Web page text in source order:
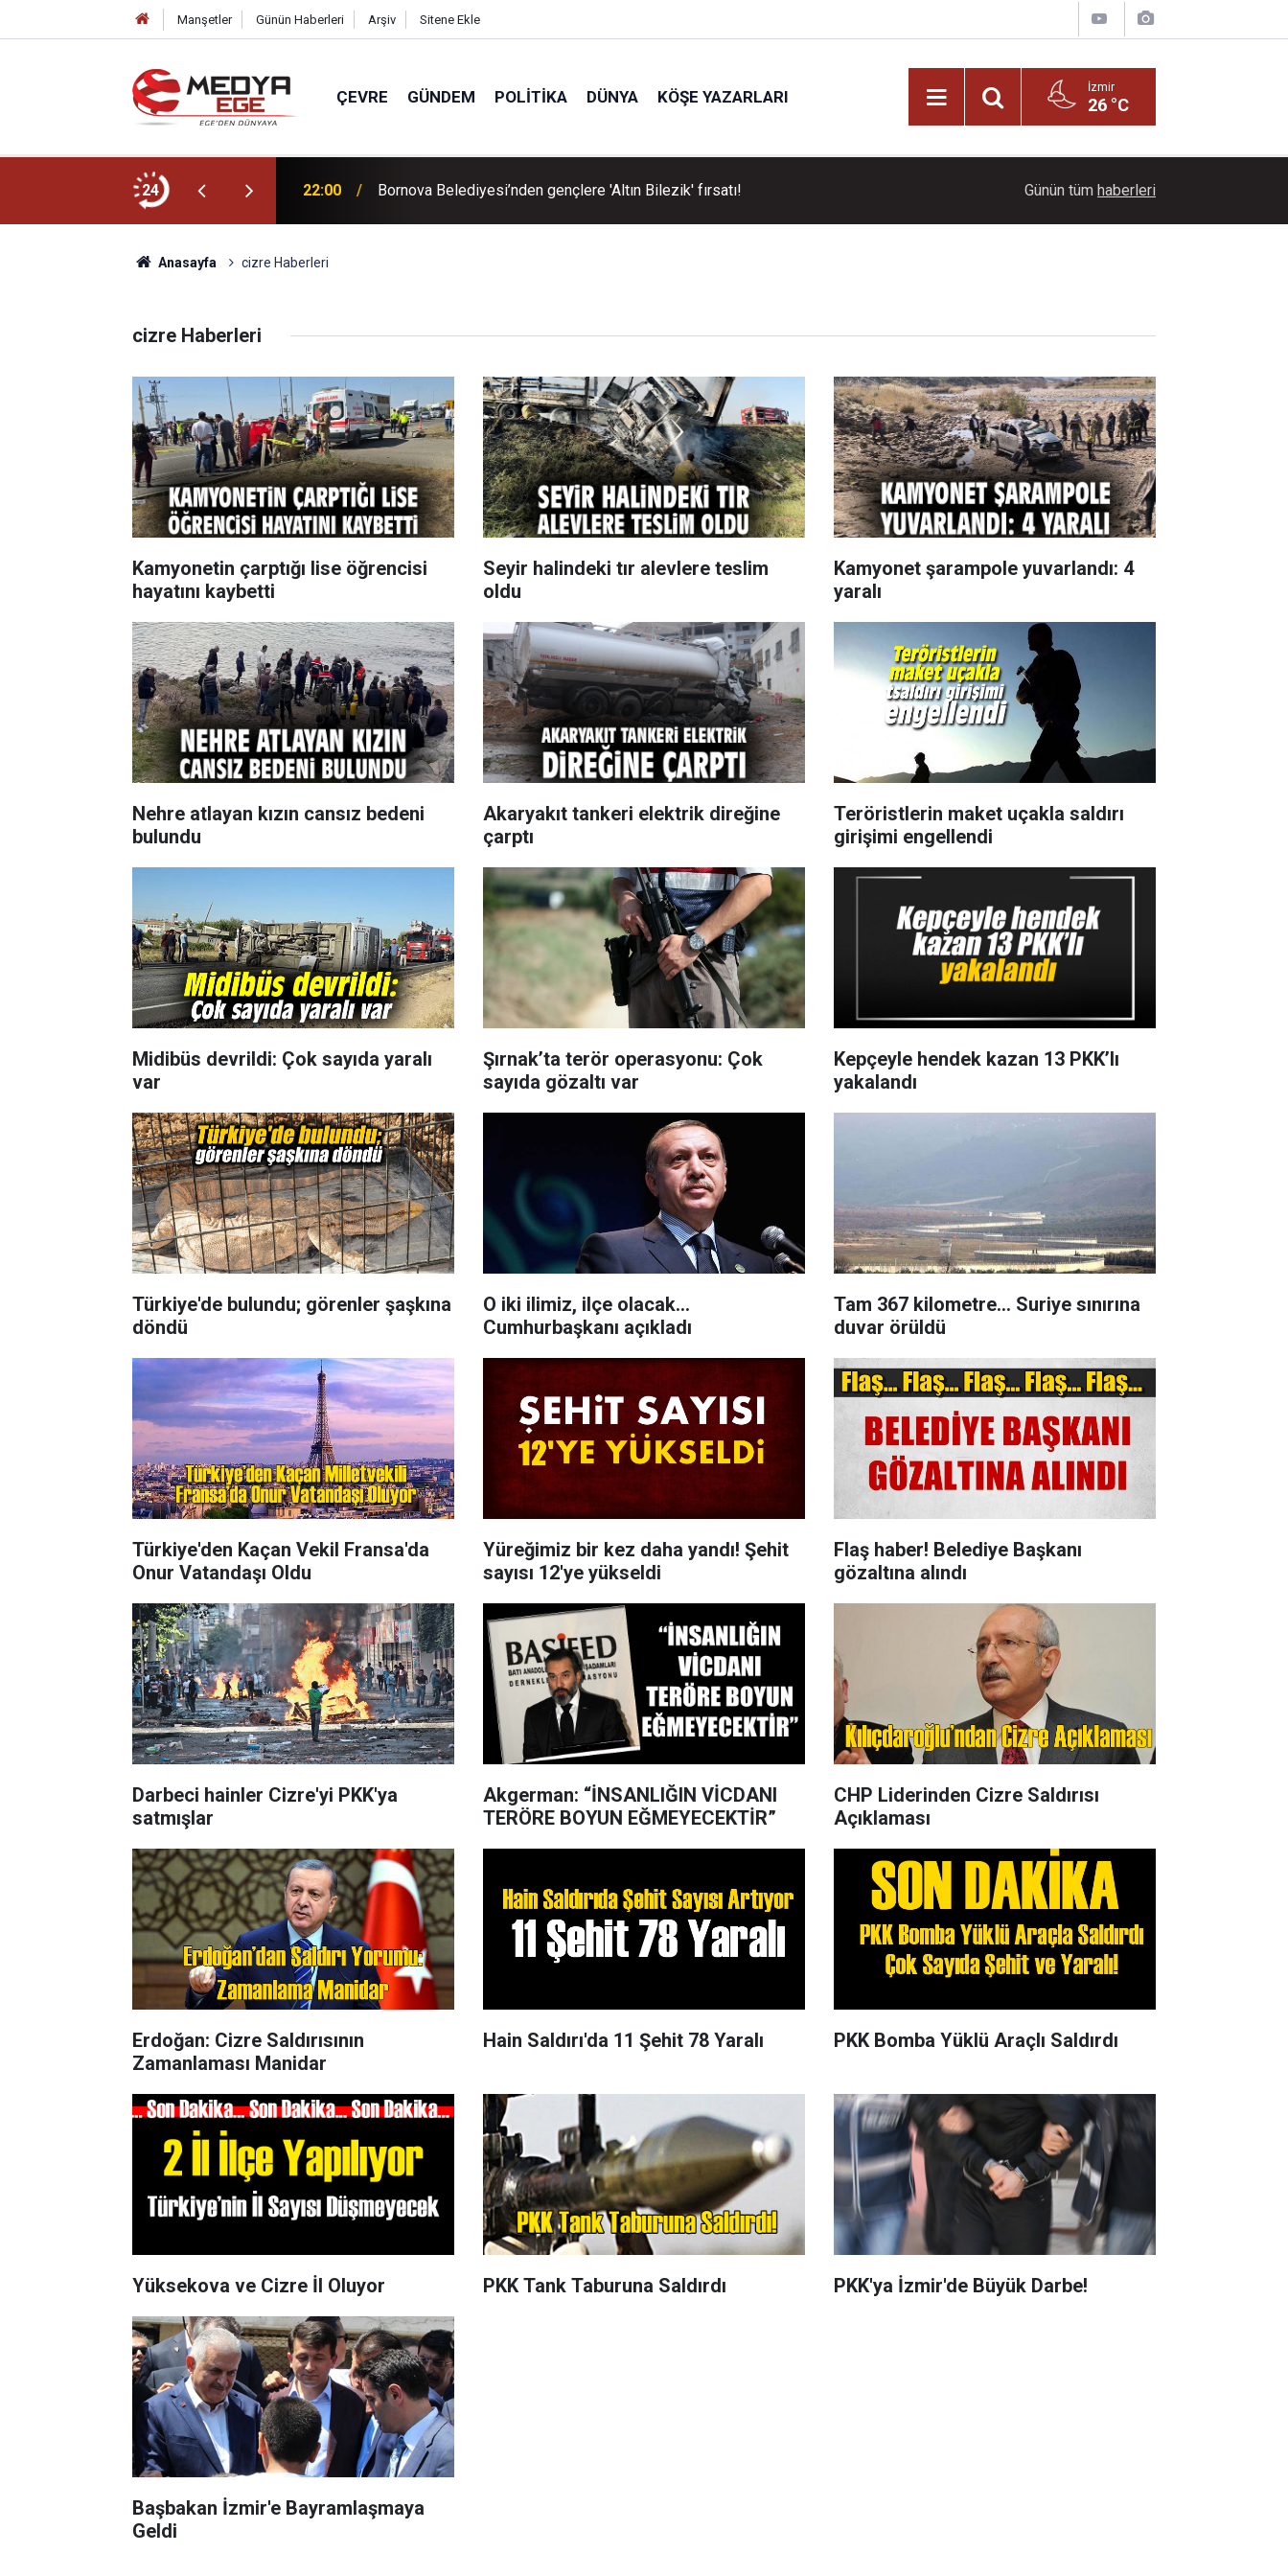
Manşetler Günün Haberleri Arşiv Sitene Ekle
ÇEVRE GÜNDEM POLITIKA DÜNYA KÖŞE YAZARLARI İzmir
26 °C
24 22:00 Bornova Belediyesi’nden gençlere 'Altın Bilezik' fırsatı! Dağların üzerinde mest eden manzara
Günün tüm haberleri
Anasayfa cizre Haberleri
cizre Haberleri
Kamyonetin çarptığı lise öğrencisi
hayatını kaybetti
Seyir halindeki tır alevlere teslim
oldu
Kamyonet şarampole yuvarlandı: 4
yaralı
Nehre atlayan kızın cansız bedeni
bulundu
Akaryakıt tankeri elektrik direğine
çarptı
Teröristlerin maket uçakla saldırı
girişimi engellendi
Midibüs devrildi: Çok sayıda yaralı
var
Şırnak’ta terör operasyonu: Çok
sayıda gözaltı var
Kepçeyle hendek kazan 13 PKK’lı
yakalandı
Türkiye'de bulundu; görenler şaşkına
döndü
O iki ilimiz, ilçe olacak...
Cumhurbaşkanı açıkladı
Tam 367 kilometre... Suriye sınırına
duvar örüldü
Türkiye'den Kaçan Vekil Fransa'da
Onur Vatandaşı Oldu
Yüreğimiz bir kez daha yandı! Şehit
sayısı 12'ye yükseldi
Flaş haber! Belediye Başkanı
gözaltına alındı
Darbeci hainler Cizre'yi PKK'ya
satmışlar
Akgerman: “İNSANLIĞIN VİCDANI
TERÖRE BOYUN EĞMEYECEKTİR”
CHP Liderinden Cizre Saldırısı
Açıklaması
Erdoğan: Cizre Saldırısının
Zamanlaması Manidar
Hain Saldırı'da 11 Şehit 78 Yaralı PKK Bomba Yüklü Araçlı Saldırdı
Yüksekova ve Cizre İl Oluyor PKK Tank Taburuna Saldırdı PKK'ya İzmir'de Büyük Darbe!
Başbakan İzmir'e Bayramlaşmaya
Geldi